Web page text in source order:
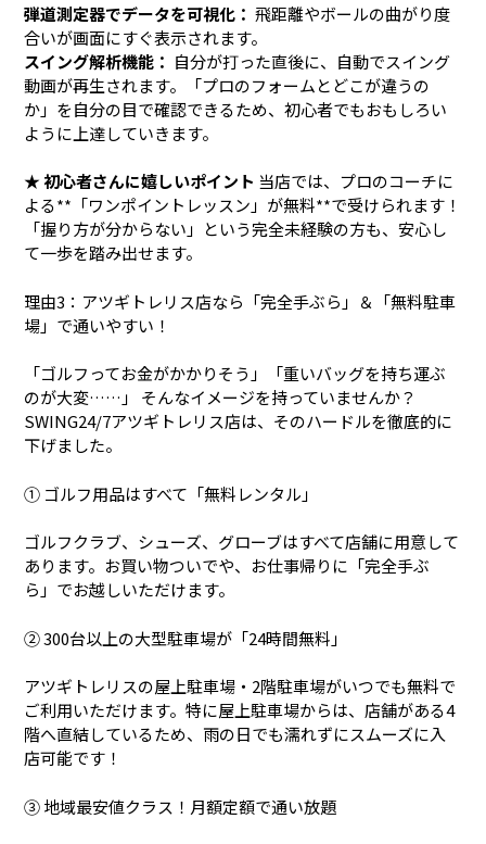
弾道測定器でデータを可視化： 飛距離やボールの曲がり度
合いが画面にすぐ表示されます。
スイング解析機能： 自分が打った直後に、自動でスイング
動画が再生されます。「プロのフォームとどこが違うの
か」を自分の目で確認できるため、初心者でもおもしろい
ように上達していきます。
★ 初心者さんに嬉しいポイント 当店では、プロのコーチに
よる**「ワンポイントレッスン」が無料**で受けられます！
「握り方が分からない」という完全未経験の方も、安心し
て一歩を踏み出せます。
理由3：アツギトレリス店なら「完全手ぶら」＆「無料駐車
場」で通いやすい！
「ゴルフってお金がかかりそう」「重いバッグを持ち運ぶ
のが大変……」 そんなイメージを持っていませんか？
SWING24/7アツギトレリス店は、そのハードルを徹底的に
下げました。
① ゴルフ用品はすべて「無料レンタル」
ゴルフクラブ、シューズ、グローブはすべて店舗に用意して
あります。お買い物ついでや、お仕事帰りに「完全手ぶ
ら」でお越しいただけます。
② 300台以上の大型駐車場が「24時間無料」
アツギトレリスの屋上駐車場・2階駐車場がいつでも無料で
ご利用いただけます。特に屋上駐車場からは、店舗がある4
階へ直結しているため、雨の日でも濡れずにスムーズに入
店可能です！
③ 地域最安値クラス！月額定額で通い放題